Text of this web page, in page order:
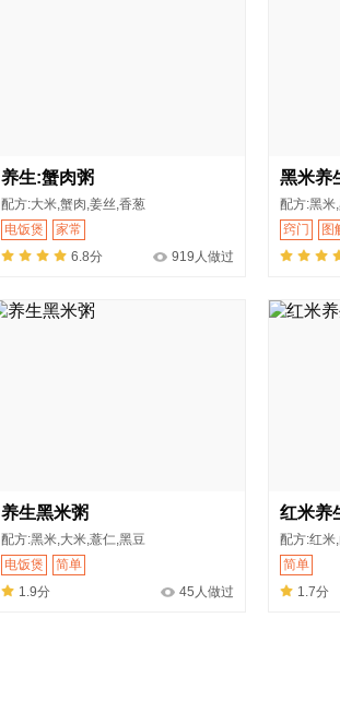
养生:蟹肉粥
配方:大米,蟹肉,姜丝,香葱
电饭煲
家常
6.8分
919人做过
黑米养
配方:黑米
窍门
图
养生黑米粥
配方:黑米,大米,薏仁,黑豆
电饭煲
简单
1.9分
45人做过
红米养
配方:红米
简单
1.7分